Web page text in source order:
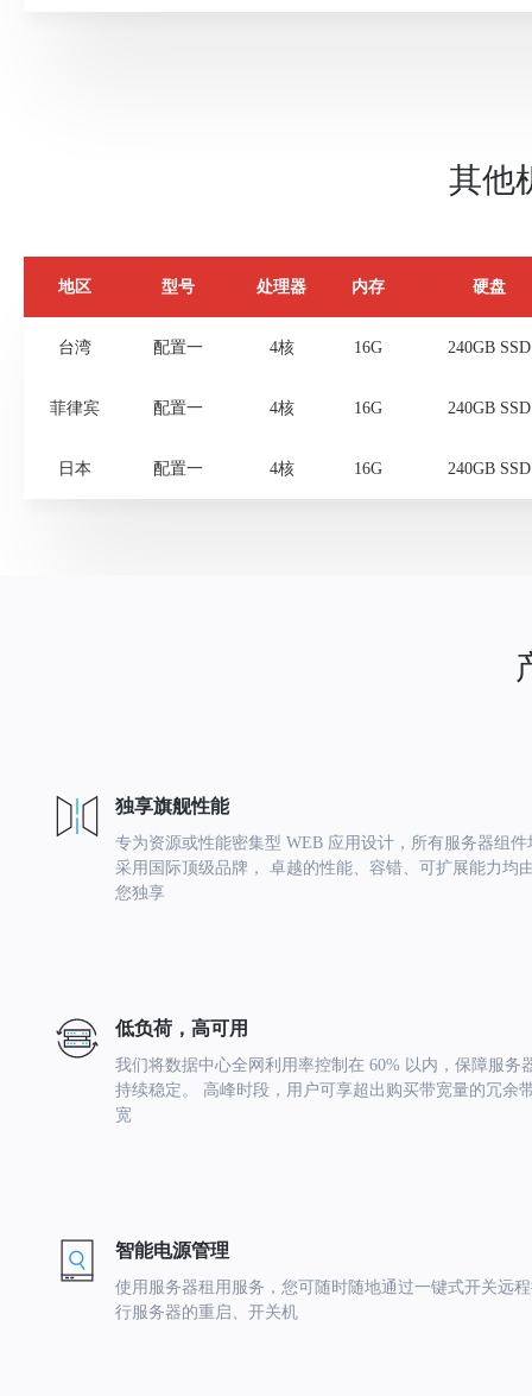
其他
地区 型号 处理器 内存 硬盘
台湾 配置一 4核 16G 240GB SSD
菲律宾 配置一 4核 16G 240GB SSD
日本 配置一 4核 16G 240GB SSD
独享旗舰性能
专为资源或性能密集型 WEB 应用设计，所有服务器组件
采用国际顶级品牌， 卓越的性能、容错、可扩展能力均
您独享
低负荷，高可用
我们将数据中心全网利用率控制在 60% 以内，保障服务
持续稳定。 高峰时段，用户可享超出购买带宽量的冗余
宽
智能电源管理
使用服务器租用服务，您可随时随地通过一键式开关远
行服务器的重启、开关机